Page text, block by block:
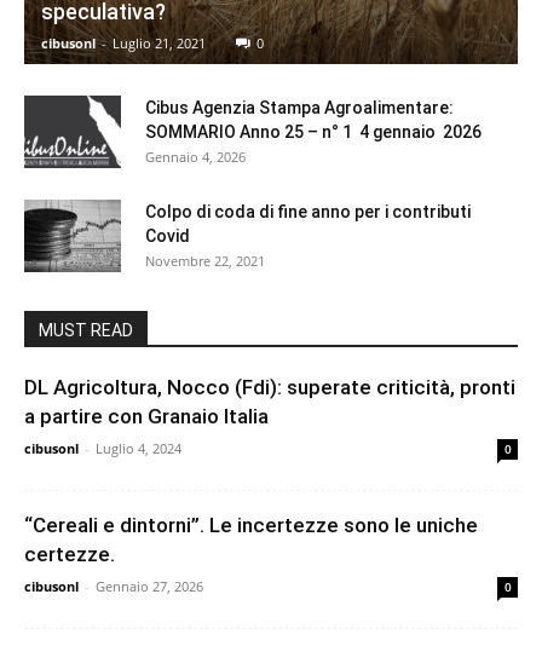
speculativa?
cibusonl - Luglio 21, 2021 0
Cibus Agenzia Stampa Agroalimentare:
SOMMARIO Anno 25 – n° 1 4 gennaio 2026
Gennaio 4, 2026
Colpo di coda di fine anno per i contributi
Covid
Novembre 22, 2021
MUST READ
DL Agricoltura, Nocco (Fdi): superate criticità, pronti
a partire con Granaio Italia
cibusonl - Luglio 4, 2024 0
“Cereali e dintorni”. Le incertezze sono le uniche
certezze.
cibusonl - Gennaio 27, 2026 0